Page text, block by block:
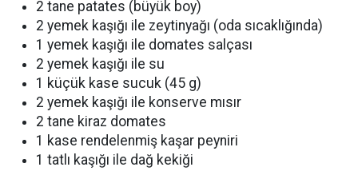
2 tane patates (büyük boy)
2 yemek kaşığı ile zeytinyağı (oda sıcaklığında)
1 yemek kaşığı ile domates salçası
2 yemek kaşığı ile su
1 küçük kase sucuk (45 g)
2 yemek kaşığı ile konserve mısır
2 tane kiraz domates
1 kase rendelenmiş kaşar peyniri
1 tatlı kaşığı ile dağ kekiği